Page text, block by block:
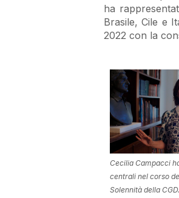
ha
Brasile, Cile e
2022 con la
Cecilia Campacci
centrali nel corso
Solennità della CGD.